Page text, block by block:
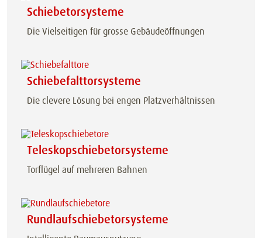
Schiebetorsysteme
Die Vielseitigen für grosse Gebäudeöffnungen
Schiebefalttorsysteme
Die clevere Lösung bei engen Platzverhältnissen
Teleskopschiebetorsysteme
Torflügel auf mehreren Bahnen
Rundlaufschiebetorsysteme